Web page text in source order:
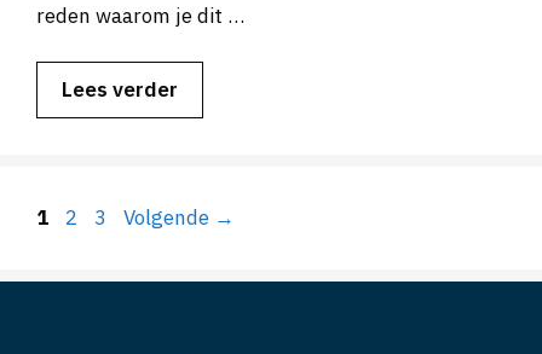
reden waarom je dit …
Lees verder
Pagina
1 Pagina
2 Pagina
3 Volgende →